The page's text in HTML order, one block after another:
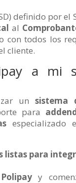
definido por el
al
con todos los
cliente.
a mi
un sistema
para
especializado
listas para
y